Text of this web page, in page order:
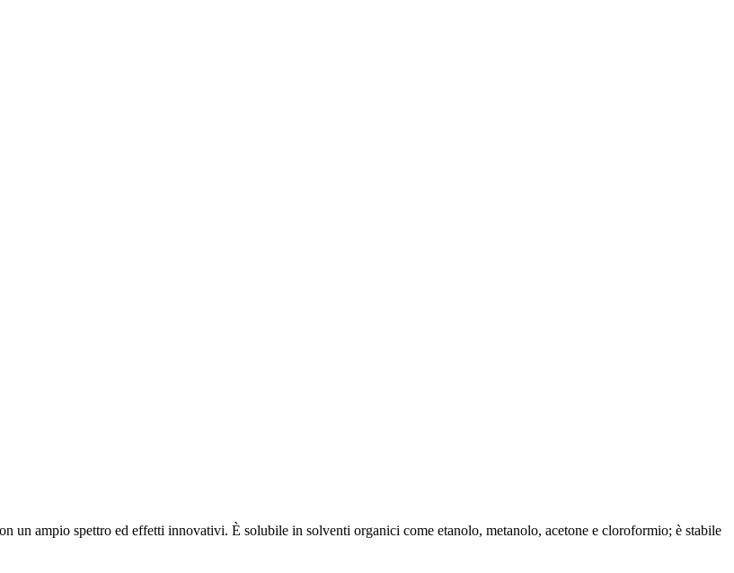
un ampio spettro ed effetti innovativi. È solubile in solventi organici come etanolo, metanolo, acetone e cloroformio; è stabile